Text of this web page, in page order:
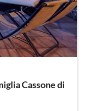
Cassone di